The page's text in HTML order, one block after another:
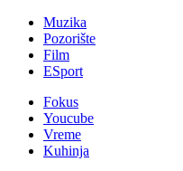
Muzika
Pozorište
Film
ESport
Fokus
Youcube
Vreme
Kuhinja